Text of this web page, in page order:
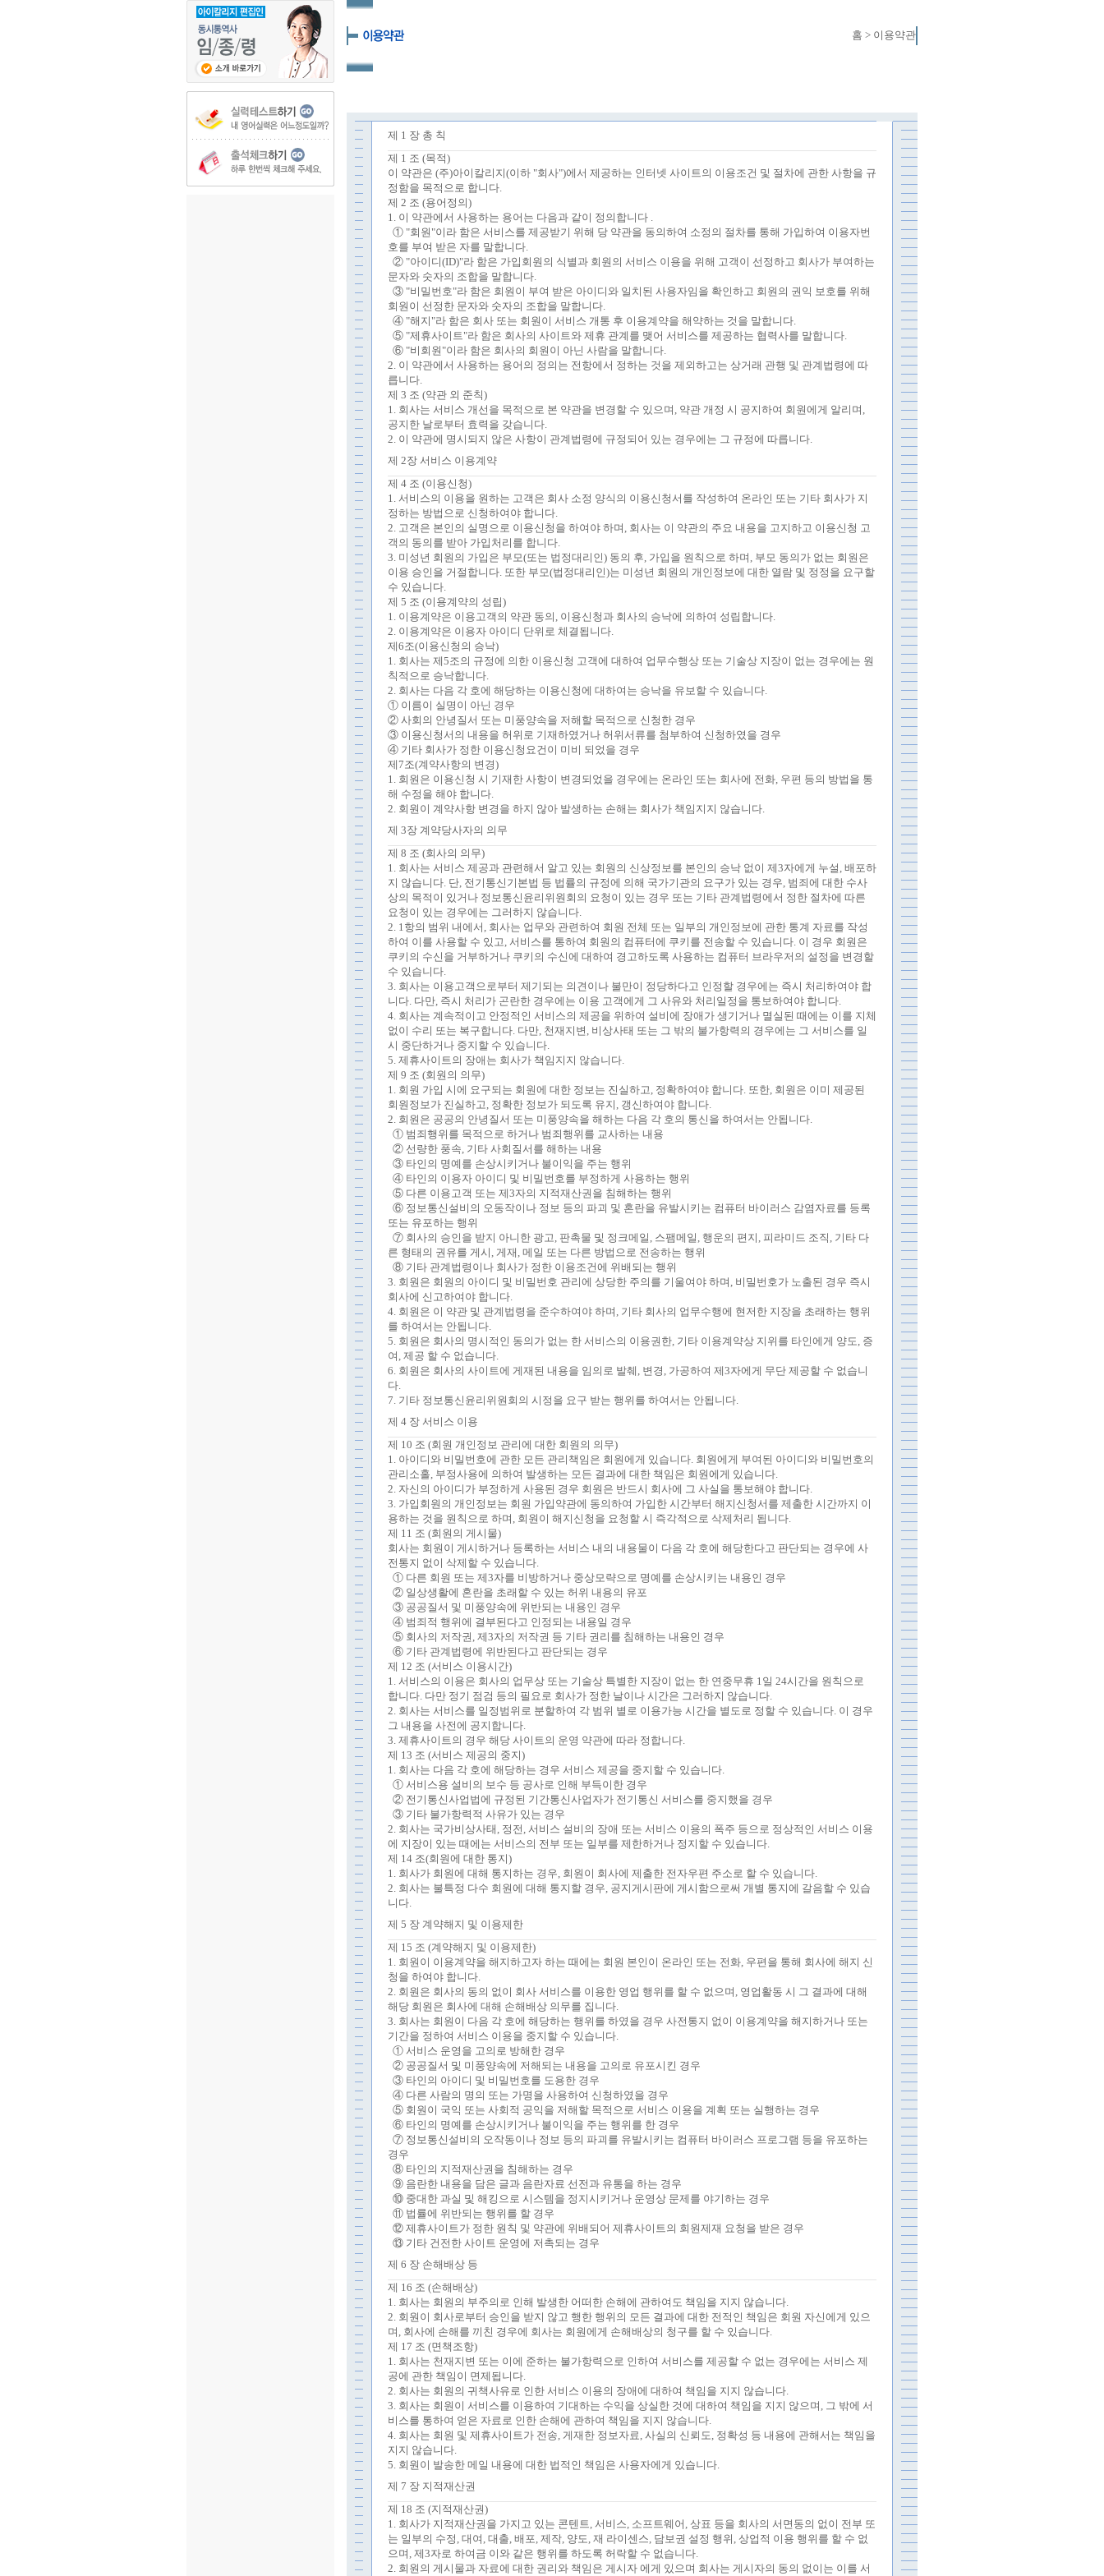
홈 > 이용약관
제 1 장 총 칙
제 1 조 (목적)
이 약관은 (주)아이칼리지(이하 "회사")에서 제공하는 인터넷 사이트의 이용조건 및 절차에 관한 사항을 규
정함을 목적으로 합니다.
제 2 조 (용어정의)
1. 이 약관에서 사용하는 용어는 다음과 같이 정의합니다 .
① "회원 "이라 함은 서비스를 제공받기 위해 당 약관을 동의하여 소정의 절차를 통해 가입하여 이용자번
호를 부여 받은 자를 말합니다.
② "아이디(ID)"라 함은 가입회원의 식별과 회원의 서비스 이용을 위해 고객이 선정하고 회사가 부여하는
문자와 숫자의 조합을 말합니다.
③ "비밀번호"라 함은 회원이 부여 받은 아이디와 일치된 사용자임을 확인하고 회원의 권익 보호를 위해
회원이 선정한 문자와 숫자의 조합을 말합니다.
④ "해지 "라 함은 회사 또는 회원이 서비스 개통 후 이용계약을 해약하는 것을 말합니다.
⑤ "제휴사이트"라 함은 회사의 사이트와 제휴 관계를 맺어 서비스를 제공하는 협력사를 말합니다.
⑥ "비회원 "이라 함은 회사의 회원이 아닌 사람을 말합니다.
2. 이 약관에서 사용하는 용어의 정의는 전항에서 정하는 것을 제외하고는 상거래 관행 및 관계법령에 따
릅니다.
제 3 조 (약관 외 준칙)
1. 회사는 서비스 개선을 목적으로 본 약관을 변경할 수 있으며 , 약관 개정 시 공지하여 회원에게 알리며 ,
공지한 날로부터 효력을 갖습니다.
2. 이 약관에 명시되지 않은 사항이 관계법령에 규정되어 있는 경우에는 그 규정에 따릅니다.
제 2장 서비스 이용계약
제 4 조 (이용신청)
1. 서비스의 이용을 원하는 고객은 회사 소정 양식의 이용신청서를 작성하여 온라인 또는 기타 회사가 지
정하는 방법으로 신청하여야 합니다.
2. 고객은 본인의 실명으로 이용신청을 하여야 하며 , 회사는 이 약관의 주요 내용을 고지하고 이용신청 고
객의 동의를 받아 가입처리를 합니다.
3. 미성년 회원의 가입은 부모(또는 법정대리인) 동의 후, 가입을 원칙으로 하며 , 부모 동의가 없는 회원은
이용 승인을 거절합니다. 또한 부모(법정대리인)는 미성년 회원의 개인정보에 대한 열람 및 정정을 요구할
수 있습니다.
제 5 조 (이용계약의 성립)
1. 이용계약은 이용고객의 약관 동의 , 이용신청과 회사의 승낙에 의하여 성립합니다.
2. 이용계약은 이용자 아이디 단위로 체결됩니다.
제6조(이용신청의 승낙)
1. 회사는 제5조의 규정에 의한 이용신청 고객에 대하여 업무수행상 또는 기술상 지장이 없는 경우에는 원
칙적으로 승낙합니다.
2. 회사는 다음 각 호에 해당하는 이용신청에 대하여는 승낙을 유보할 수 있습니다.
① 이름이 실명이 아닌 경우
② 사회의 안녕질서 또는 미풍양속을 저해할 목적으로 신청한 경우
③ 이용신청서의 내용을 허위로 기재하였거나 허위서류를 첨부하여 신청하였을 경우
④ 기타 회사가 정한 이용신청요건이 미비 되었을 경우
제 7조(계약사항의 변경)
1. 회원은 이용신청 시 기재한 사항이 변경되었을 경우에는 온라인 또는 회사에 전화, 우편 등의 방법을 통
해 수정을 해야 합니다.
2. 회원이 계약사항 변경을 하지 않아 발생하는 손해는 회사가 책임지지 않습니다.
제 3장 계약당사자의 의무
제 8 조 (회사의 의무)
1. 회사는 서비스 제공과 관련해서 알고 있는 회원의 신상정보를 본인의 승낙 없이 제3자에게 누설 , 배포하
지 않습니다. 단, 전기통신기본법 등 법률의 규정에 의해 국가기관의 요구가 있는 경우, 범죄에 대한 수사
상의 목적이 있거나 정보통신윤리위원회의 요청이 있는 경우 또는 기타 관계법령에서 정한 절차에 따른
요청이 있는 경우에는 그러하지 않습니다.
2. 1항의 범위 내에서 , 회사는 업무와 관련하여 회원 전체 또는 일부의 개인정보에 관한 통계 자료를 작성
하여 이를 사용할 수 있고, 서비스를 통하여 회원의 컴퓨터에 쿠키를 전송할 수 있습니다. 이 경우 회원은
쿠키의 수신을 거부하거나 쿠키의 수신에 대하여 경고하도록 사용하는 컴퓨터 브라우저의 설정을 변경할
수 있습니다.
3. 회사는 이용고객으로부터 제기되는 의견이나 불만이 정당하다고 인정할 경우에는 즉시 처리하여야 합
니다. 다만, 즉시 처리가 곤란한 경우에는 이용 고객에게 그 사유와 처리일정을 통보하여야 합니다.
4. 회사는 계속적이고 안정적인 서비스의 제공을 위하여 설비에 장애가 생기거나 멸실된 때에는 이를 지체
없이 수리 또는 복구합니다. 다만, 천재지변 , 비상사태 또는 그 밖의 불가항력의 경우에는 그 서비스를 일
시 중단하거나 중지할 수 있습니다.
5. 제휴사이트의 장애는 회사가 책임지지 않습니다.
제 9 조 (회원의 의무)
1. 회원 가입 시에 요구되는 회원에 대한 정보는 진실하고, 정확하여야 합니다. 또한, 회원은 이미 제공된
회원정보가 진실하고, 정확한 정보가 되도록 유지 , 갱신하여야 합니다.
2. 회원은 공공의 안녕질서 또는 미풍양속을 해하는 다음 각 호의 통신을 하여서는 안됩니다.
① 범죄행위를 목적으로 하거나 범죄행위를 교사하는 내용
② 선량한 풍속, 기타 사회질서를 해하는 내용
③ 타인의 명예를 손상시키거나 불이익을 주는 행위
④ 타인의 이용자 아이디 및 비밀번호를 부정하게 사용하는 행위
⑤ 다른 이용고객 또는 제3자의 지적재산권을 침해하는 행위
⑥ 정보통신설비의 오동작이나 정보 등의 파괴 및 혼란을 유발시키는 컴퓨터 바이러스 감염자료를 등록
또는 유포하는 행위
⑦ 회사의 승인을 받지 아니한 광고, 판촉물 및 정크메일 , 스팸메일 , 행운의 편지 , 피라미드 조직 , 기타 다
른 형태의 권유를 게시 , 게재 , 메일 또는 다른 방법으로 전송하는 행위
⑧ 기타 관계법령이나 회사가 정한 이용조건에 위배되는 행위
3. 회원은 회원의 아이디 및 비밀번호 관리에 상당한 주의를 기울여야 하며 , 비밀번호가 노출된 경우 즉시
회사에 신고하여야 합니다.
4. 회원은 이 약관 및 관계법령을 준수하여야 하며 , 기타 회사의 업무수행에 현저한 지장을 초래하는 행위
를 하여서는 안됩니다.
5. 회원은 회사의 명시적인 동의가 없는 한 서비스의 이용권한, 기타 이용계약상 지위를 타인에게 양도, 증
여 , 제공 할 수 없습니다.
6. 회원은 회사의 사이트에 게재된 내용을 임의로 발췌 , 변경 , 가공하여 제3자에게 무단 제공할 수 없습니
다.
7. 기타 정보통신윤리위원회의 시정을 요구 받는 행위를 하여서는 안됩니다.
제 4 장 서비스 이용
제 10 조 (회원 개인정보 관리에 대한 회원의 의무)
1. 아이디와 비밀번호에 관한 모든 관리책임은 회원에게 있습니다. 회원에게 부여된 아이디와 비밀번호의
관리소홀, 부정사용에 의하여 발생하는 모든 결과에 대한 책임은 회원에게 있습니다.
2. 자신의 아이디가 부정하게 사용된 경우 회원은 반드시 회사에 그 사실을 통보해야 합니다.
3. 가입회원의 개인정보는 회원 가입약관에 동의하여 가입한 시간부터 해지신청서를 제출한 시간까지 이
용하는 것을 원칙으로 하며 , 회원이 해지신청을 요청할 시 즉각적으로 삭제처리 됩니다.
제 11 조 (회원의 게시물)
회사는 회원이 게시하거나 등록하는 서비스 내의 내용물이 다음 각 호에 해당한다고 판단되는 경우에 사
전통지 없이 삭제할 수 있습니다.
① 다른 회원 또는 제3자를 비방하거나 중상모략으로 명예를 손상시키는 내용인 경우
② 일상생활에 혼란을 초래할 수 있는 허위 내용의 유포
③ 공공질서 및 미풍양속에 위반되는 내용인 경우
④ 범죄적 행위에 결부된다고 인정되는 내용일 경우
⑤ 회사의 저작권 , 제3자의 저작권 등 기타 권리를 침해하는 내용인 경우
⑥ 기타 관계법령에 위반된다고 판단되는 경우
제 12 조 (서비스 이용시간)
1. 서비스의 이용은 회사의 업무상 또는 기술상 특별한 지장이 없는 한 연중무휴 1일 24시간을 원칙으로
합니다. 다만 정기 점검 등의 필요로 회사가 정한 날이나 시간은 그러하지 않습니다.
2. 회사는 서비스를 일정범위로 분할하여 각 범위 별로 이용가능 시간을 별도로 정할 수 있습니다. 이 경우
그 내용을 사전에 공지합니다.
3. 제휴사이트의 경우 해당 사이트의 운영 약관에 따라 정합니다.
제 13 조 (서비스 제공의 중지)
1. 회사는 다음 각 호에 해당하는 경우 서비스 제공을 중지할 수 있습니다.
① 서비스용 설비의 보수 등 공사로 인해 부득이한 경우
② 전기통신사업법에 규정된 기간통신사업자가 전기통신 서비스를 중지했을 경우
③ 기타 불가항력적 사유가 있는 경우
2. 회사는 국가비상사태 , 정전 , 서비스 설비의 장애 또는 서비스 이용의 폭주 등으로 정상적인 서비스 이용
에 지장이 있는 때에는 서비스의 전부 또는 일부를 제한하거나 정지할 수 있습니다.
제 14 조(회원에 대한 통지)
1. 회사가 회원에 대해 통지하는 경우, 회원이 회사에 제출한 전자우편 주소로 할 수 있습니다.
2. 회사는 불특정 다수 회원에 대해 통지할 경우, 공지게시판에 게시함으로써 개별 통지에 갈음할 수 있습
니다.
제 5 장 계약해지 및 이용제한
제 15 조 (계약해지 및 이용제한)
1. 회원이 이용계약을 해지하고자 하는 때에는 회원 본인이 온라인 또는 전화, 우편을 통해 회사에 해지 신
청을 하여야 합니다.
2. 회원은 회사의 동의 없이 회사 서비스를 이용한 영업 행위를 할 수 없으며 , 영업활동 시 그 결과에 대해
해당 회원은 회사에 대해 손해배상 의무를 집니다.
3. 회사는 회원이 다음 각 호에 해당하는 행위를 하였을 경우 사전통지 없이 이용계약을 해지하거나 또는
기간을 정하여 서비스 이용을 중지할 수 있습니다.
① 서비스 운영을 고의로 방해한 경우
② 공공질서 및 미풍양속에 저해되는 내용을 고의로 유포시킨 경우
③ 타인의 아이디 및 비밀번호를 도용한 경우
④ 다른 사람의 명의 또는 가명을 사용하여 신청하였을 경우
⑤ 회원이 국익 또는 사회적 공익을 저해할 목적으로 서비스 이용을 계획 또는 실행하는 경우
⑥ 타인의 명예를 손상시키거나 불이익을 주는 행위를 한 경우
⑦ 정보통신설비의 오작동이나 정보 등의 파괴를 유발시키는 컴퓨터 바이러스 프로그램 등을 유포하는
경우
⑧ 타인의 지적재산권을 침해하는 경우
⑨ 음란한 내용을 담은 글과 음란자료 선전과 유통을 하는 경우
⑩ 중대한 과실 및 해킹으로 시스템을 정지시키거나 운영상 문제를 야기하는 경우
⑪ 법률에 위반되는 행위를 할 경우
⑫ 제휴사이트가 정한 원칙 및 약관에 위배되어 제휴사이트의 회원제재 요청을 받은 경우
⑬ 기타 건전한 사이트 운영에 저촉되는 경우
제 6 장 손해배상 등
제 16 조 (손해배상)
1. 회사는 회원의 부주의로 인해 발생한 어떠한 손해에 관하여도 책임을 지지 않습니다.
2. 회원이 회사로부터 승인을 받지 않고 행한 행위의 모든 결과에 대한 전적인 책임은 회원 자신에게 있으
며 , 회사에 손해를 끼친 경우에 회사는 회원에게 손해배상의 청구를 할 수 있습니다.
제 17 조 (면책조항)
1. 회사는 천재지변 또는 이에 준하는 불가항력으로 인하여 서비스를 제공할 수 없는 경우에는 서비스 제
공에 관한 책임이 면제됩니다.
2. 회사는 회원의 귀책사유로 인한 서비스 이용의 장애에 대하여 책임을 지지 않습니다.
3. 회사는 회원이 서비스를 이용하여 기대하는 수익을 상실한 것에 대하여 책임을 지지 않으며 , 그 밖에 서
비스를 통하여 얻은 자료로 인한 손해에 관하여 책임을 지지 않습니다.
4. 회사는 회원 및 제휴사이트가 전송, 게재한 정보자료, 사실의 신뢰도, 정확성 등 내용에 관해서는 책임을
지지 않습니다.
5. 회원이 발송한 메일 내용에 대한 법적인 책임은 사용자에게 있습니다.
제 7 장 지적재산권
제 18 조 (지적재산권)
1. 회사가 지적재산권을 가지고 있는 콘텐트, 서비스, 소프트웨어 , 상표 등을 회사의 서면동의 없이 전부 또
는 일부의 수정 , 대여 , 대출, 배포, 제작, 양도, 재 라이센스, 담보권 설정 행위 , 상업적 이용 행위를 할 수 없
으며 , 제3자로 하여금 이와 같은 행위를 하도록 허락할 수 없습니다.
2. 회원의 게시물과 자료에 대한 권리와 책임은 게시자 에게 있으며 회사는 게시자의 동의 없이는 이를 서